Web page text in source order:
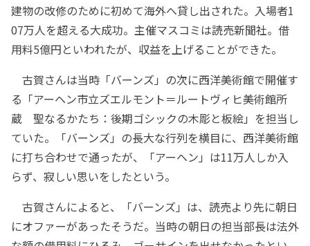
建物の改修のために初めて海外へ貸し出された。入場者1
07万人を超える大成功。主催マスコミは読売新聞社。借
用料5億円といわれたが、収益を上げることができた。
古賀さんは当時「バーンズ」の次に西洋美術館で開催す
る「アーヘン市立ズエルモント＝ルートヴィヒ美術館所
蔵 聖なるかたち：後期ゴシックの木彫と板絵」を担当し
ていた。「バーンズ」の長大な行列を横目に、西洋美術館
に打ち合わせで通ったが、「アーヘン」は11万人しか入
らず、寂しい思いをしたという。
古賀さんによると、「バーンズ」は、読売より先に朝日
にオファーがあったそうだ。当時の朝日の担当部長は法外